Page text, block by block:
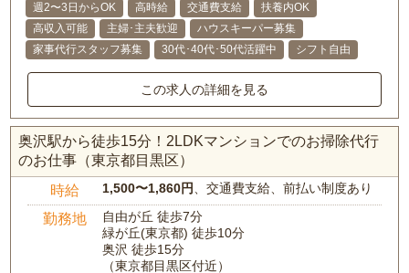
週2〜3日からOK 高時給 交通費支給
扶養内OK
高収入可能
主婦･主夫歓迎
ハウスキーパー募集
家事代行スタッフ募集
30代･40代･50代活躍中 シフト自由
この求人の詳細を見る
奥沢駅から徒歩15分！2LDKマンションでのお掃除代行
のお仕事（東京都目黒区）
時給 1,500〜1,860円、交通費支給、前払い制度あり
勤務地
自由が丘 徒歩7分
緑が丘(東京都) 徒歩10分
奥沢 徒歩15分
（東京都目黒区付近）